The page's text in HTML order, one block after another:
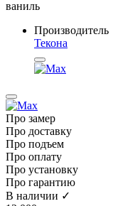
Производитель
Текона
Про замер
Про доставку
Про подъем
Про оплату
Про установку
Про гарантию
В наличии ✓